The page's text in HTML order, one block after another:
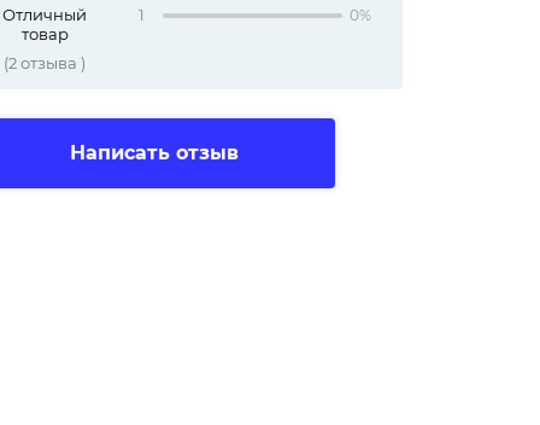
Отличный
товар
(2 отзыва)
1
0%
Написать отзыв